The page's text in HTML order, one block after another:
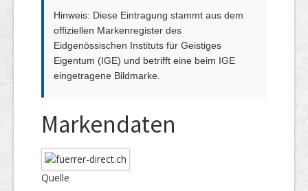
Hinweis: Diese Eintragung stammt aus dem
offiziellen Markenregister des
Eidgenössischen Instituts für Geistiges
Eigentum (IGE) und betrifft eine beim IGE
eingetragene Bildmarke.
Markendaten
Quelle